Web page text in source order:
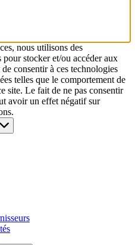
nous utilisons des
stocker et/ou accéder aux
consentir à ces technologies
telles que le comportement de
site. Le fait de ne pas consentir
avoir un effet négatif sur